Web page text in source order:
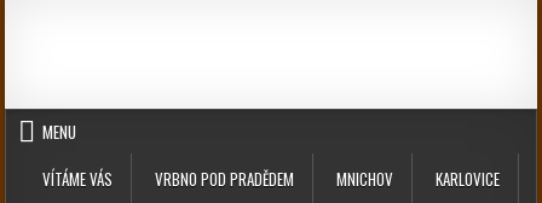
MENU
VÍTÁME VÁS
VRBNO POD PRADĚDEM MNICHOV KARLOVICE